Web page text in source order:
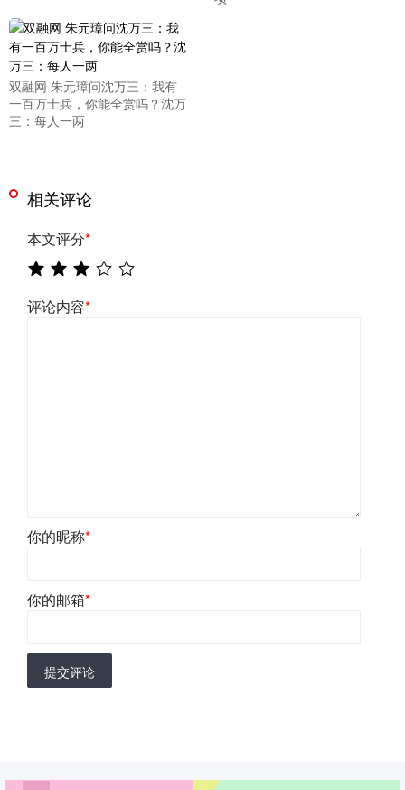
双融网 朱元璋问沈万三：我有
一百万士兵，你能全赏吗？沈万
三：每人一两
相关评论
本文评分*
评论内容*
你的昵称*
你的邮箱*
提交评论